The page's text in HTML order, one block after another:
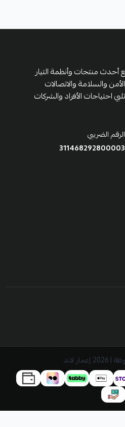
منتجات وأنظمة التيار
والسلامة والاتصالات
احتياجات الأفراد والشركات
الرقم الضريبي
311468292800003
2026 إعمار لاند